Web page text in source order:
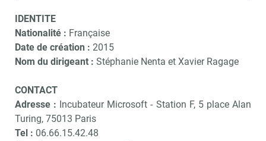
IDENTITE
Nationalité : Française
Date de création : 2015
Nom du dirigeant : Stéphanie Nenta et Xavier Ragage
CONTACT
Adresse : Incubateur Microsoft - Station F, 5 place Alan
Turing, 75013 Paris
Tel : 06.66.15.42.48